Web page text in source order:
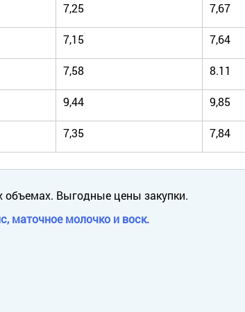
7,25 7,67
7,15 7,64
7,58 8.11
9,44 9,85
7,35 7,84
Выгодные цены закупки.
маточное молочко и воск.